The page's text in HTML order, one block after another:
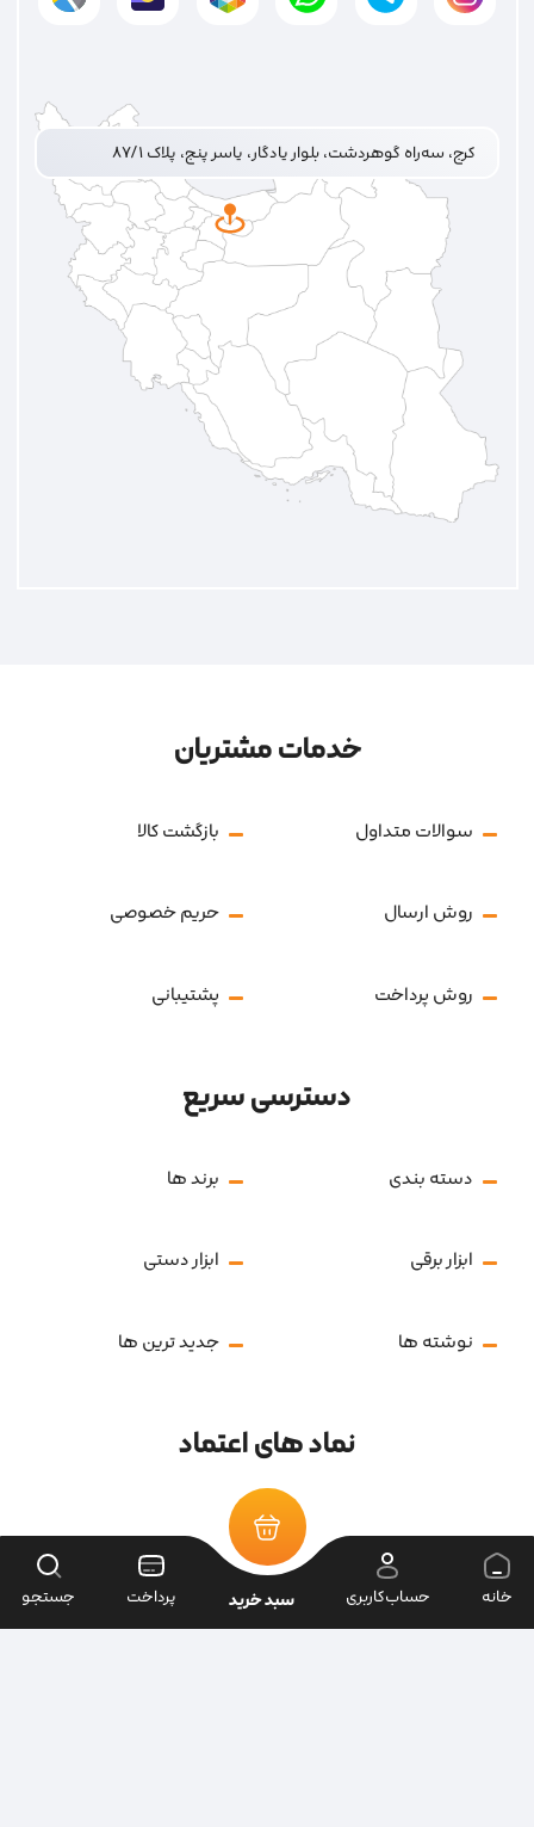
کرج، سه‌راه گوهردشت، بلوار یادگار، یاسر پنج، پلاک ۸۷/۱
خدمات مشتریان
سوالات متداول بازگشت کالا
روش ارسال حریم خصوصی
روش پرداخت پشتیبانی
دسترسی سریع
دسته بندی برند ها
ابزار برقی ابزار دستی
نوشته ها جدید ترین ها
نماد های اعتماد
خانه حساب‌کاربری سبد خرید پرداخت جستجو